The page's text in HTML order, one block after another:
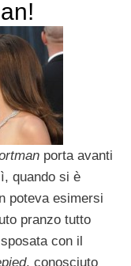
porta avanti
quando si è
poteva esimersi
pranzo tutto
con il
, conosciuto